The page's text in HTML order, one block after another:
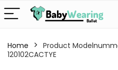
Home Product
120102CACTYE